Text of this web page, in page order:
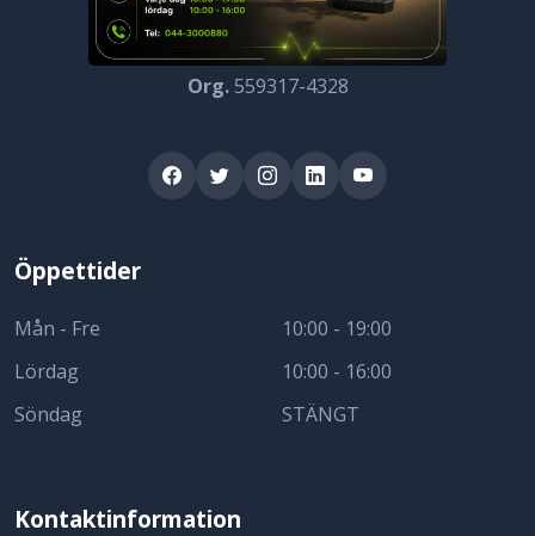
Org.559317-4328
Öppettider
Mån - Fre
Lördag
Söndag
10:00 - 19:00
10:00 - 16:00
STÄNGT
Kontaktinformation